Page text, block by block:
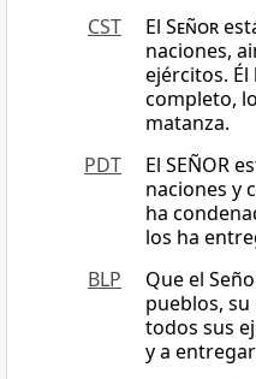
CST
El Señor
naciones,
ejércitos.
completo,
matanza.
PDT
El SEÑOR
naciones y
ha
los ha
BLP
Que el
pueblos,
todos sus
y a